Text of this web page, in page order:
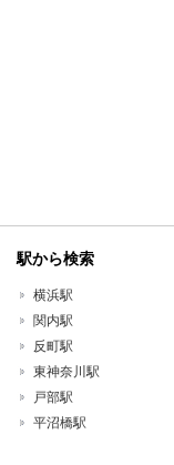
駅から検索
横浜駅
関内駅
反町駅
東神奈川駅
戸部駅
平沼橋駅